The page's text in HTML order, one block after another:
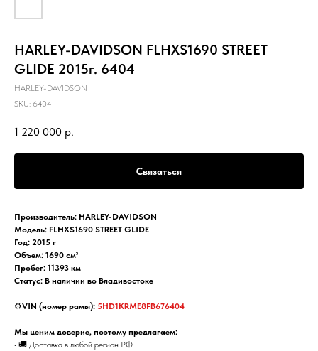
HARLEY-DAVIDSON FLHXS1690 STREET
GLIDE 2015г. 6404
HARLEY-DAVIDSON
SKU: 6404
1 220 000 р.
Связаться
Производитель: HARLEY-DAVIDSON
Модель: FLHXS1690 STREET GLIDE
Год: 2015 г
Объем: 1690 см³
Пробег: 11393 км
Статус: В наличии во Владивостоке
⚙️VIN (номер рамы): 5HD1KRME8FB676404
Мы ценим доверие, поэтому предлагаем:
• 🚚 Доставка в любой регион РФ